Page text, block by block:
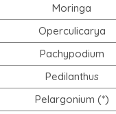
Moringa
Operculicarya
Pachypodium
Pedilanthus
Pelargonium (*)